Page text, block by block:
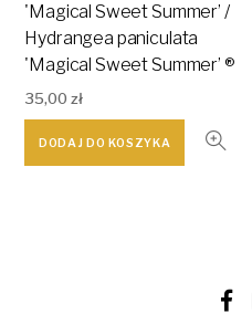
'Magical Sweet Summer’ /
Hydrangea paniculata
'Magical Sweet Summer’ ®
35,00zł
DODAJ DO KOSZYKA